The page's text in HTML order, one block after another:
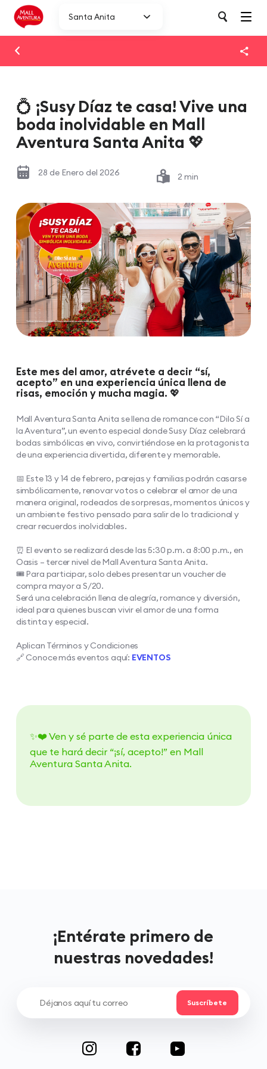
Santa Anita
💍 ¡Susy Díaz te casa! Vive una
boda inolvidable en Mall
Aventura Santa Anita 💖​
28 de Enero del 2026 2 min
Este mes del amor, atrévete a decir “sí,
acepto” en una experiencia única llena de
risas, emoción y mucha magia. 💖​
Mall Aventura Santa Anita se llena de romance con “Dilo Sí a
la Aventura”, un evento especial donde Susy Díaz celebrará
bodas simbólicas en vivo, convirtiéndose en la protagonista
de una experiencia divertida, diferente y memorable.​
📅 Este 13 y 14 de febrero, parejas y familias podrán casarse
simbólicamente, renovar votos o celebrar el amor de una
manera original, rodeados de sorpresas, momentos únicos y
un ambiente festivo pensado para salir de lo tradicional y
crear recuerdos inolvidables.​
⏰ El evento se realizará desde las 5:30 p.m. a 8:00 p.m., en
Oasis – tercer nivel de Mall Aventura Santa Anita.​
🎟️ Para participar, solo debes presentar un voucher de
compra mayor a S/20.​
Será una celebración llena de alegría, romance y diversión,
ideal para quienes buscan vivir el amor de una forma
distinta y especial.​
Aplican Términos y Condiciones​
🔗 Conoce más eventos aquí: EVENTOS
✨❤️ Ven y sé parte de esta experiencia única
que te hará decir “¡sí, acepto!” en Mall
Aventura Santa Anita.​
¡Entérate primero de
nuestras novedades!